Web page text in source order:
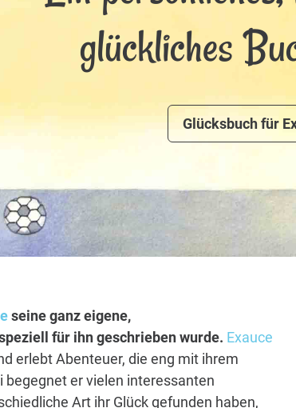
glückliches
Glücksbuch für
seine ganz eigene,
für ihn geschrieben wurde. Exauce
erlebt Abenteuer, die eng mit ihrem
begegnet er vielen interessanten
Art ihr Glück gefunden haben,